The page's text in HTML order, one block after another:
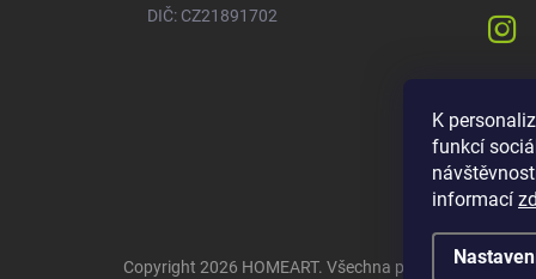
K
funkcí
informací
DIČ: CZ21891702
Copyright 2026 HOMEART. Všechna práva vyhrazena.